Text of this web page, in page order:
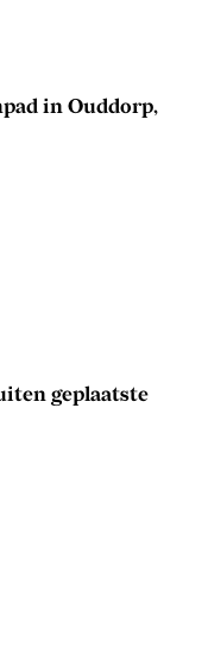
in Ouddorp,
geplaatste